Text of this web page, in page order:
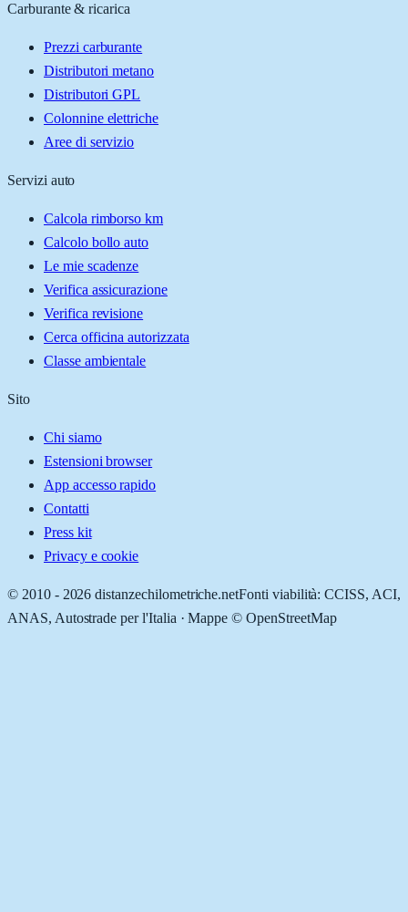
Carburante & ricarica
Prezzi carburante
Distributori metano
Distributori GPL
Colonnine elettriche
Aree di servizio
Servizi auto
Calcola rimborso km
Calcolo bollo auto
Le mie scadenze
Verifica assicurazione
Verifica revisione
Cerca officina autorizzata
Classe ambientale
Sito
Chi siamo
Estensioni browser
App accesso rapido
Contatti
Press kit
Privacy e cookie
© 2010 - 2026 distanzechilometriche.netFonti viabilità: CCISS, ACI,
ANAS, Autostrade per l'Italia · Mappe © OpenStreetMap